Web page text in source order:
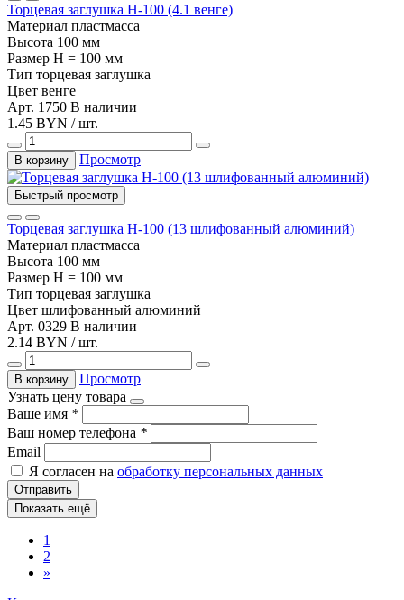
Торцевая заглушка Н-100 (4.1 венге)
Материал пластмасса
Высота 100 мм
Размер H = 100 мм
Тип торцевая заглушка
Цвет венге
Арт. 1750 В наличии
1.45 BYN / шт.
В корзину Просмотр
Быстрый просмотр
Торцевая заглушка Н-100 (13 шлифованный алюминий)
Материал пластмасса
Высота 100 мм
Размер H = 100 мм
Тип торцевая заглушка
Цвет шлифованный алюминий
Арт. 0329 В наличии
2.14 BYN / шт.
В корзину
Просмотр
Узнать цену товара
Ваше имя *
Ваш номер телефона *
Email
Я согласен на обработку персональных данных
Отправить
Показать ещё
1
2
»